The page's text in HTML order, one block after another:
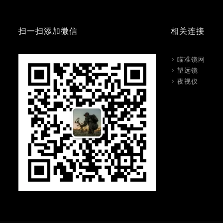
扫一扫添加微信 相关连接
瞄准镜网
望远镜
夜视仪